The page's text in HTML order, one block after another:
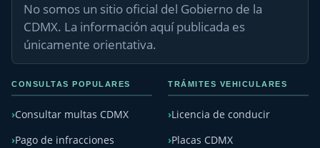
No somos un sitio oficial del Gobierno de la
CDMX. La información aquí publicada es
únicamente orientativa.
CONSULTAS POPULARES
Consultar multas CDMX
Pago de infracciones
TRÁMITES VEHICULARES
Licencia de conducir
Placas CDMX